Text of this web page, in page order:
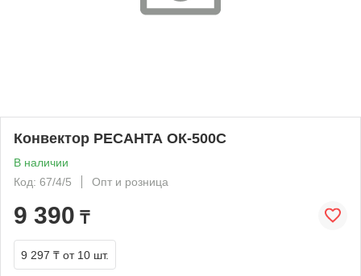
Конвектор РЕСАНТА ОК-500С
В наличии
Код: 67/4/5
Опт и розница
9 390 ₸
9 297 ₸ от 10 шт.